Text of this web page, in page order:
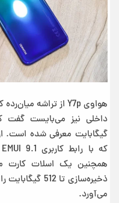
گیگابایت معرفی شده است.
که با رابط کاربری EMUI 9.1 بر پایه اندروید 9 اجرا خواهد شد.
همچنین یک اسلات کارت
ذخیره‌سازی تا
می‌آورد.